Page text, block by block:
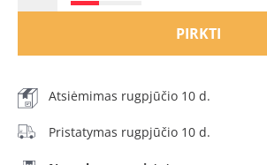
PIRKTI
Atsiėmimas rugpjūčio 10 d.
Pristatymas rugpjūčio 10 d.